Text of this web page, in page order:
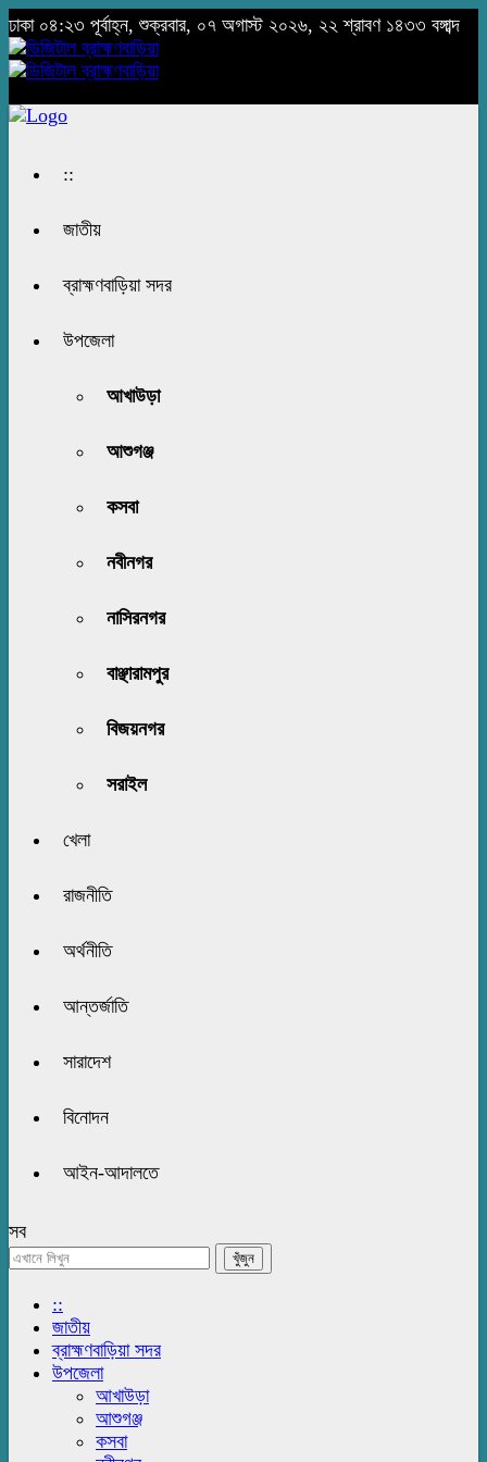
ঢাকা ০৪:২৩ পূর্বাহ্ন, শুক্রবার, ০৭ অগাস্ট ২০২৬, ২২ শ্রাবণ ১৪৩৩ বঙ্গাব্দ
::
জাতীয়
ব্রাহ্মণবাড়িয়া সদর
উপজেলা
আখাউড়া
আশুগঞ্জ
কসবা
নবীনগর
নাসিরনগর
বাঞ্ছারামপুর
বিজয়নগর
সরাইল
খেলা
রাজনীতি
অর্থনীতি
আন্তর্জাতি
সারাদেশ
বিনোদন
আইন-আদালতে
সব
::
জাতীয়
ব্রাহ্মণবাড়িয়া সদর
উপজেলা
আখাউড়া
আশুগঞ্জ
কসবা